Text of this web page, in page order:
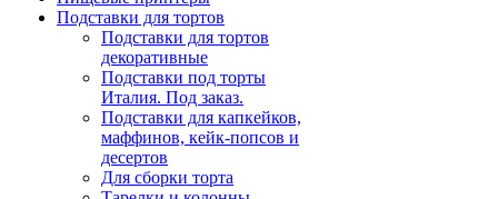
Подставки для тортов
Подставки для тортов
декоративные
Подставки под торты
Италия. Под заказ.
Подставки для капкейков,
маффинов, кейк-попсов и
десертов
Для сборки торта